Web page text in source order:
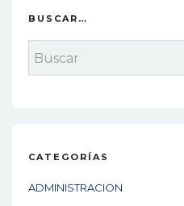
BUSCAR…
CATEGORÍAS
ADMINISTRACION